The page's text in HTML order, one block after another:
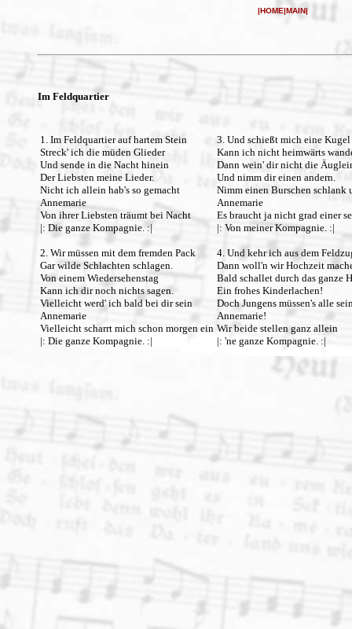
|HOME|MAIN|
Im Feldquartier
1. Im Feldquartier auf hartem Stein
Streck' ich die müden Glieder
Und sende in die Nacht hinein
Der Liebsten meine Lieder.
Nicht ich allein hab's so gemacht
Annemarie
Von ihrer Liebsten träumt bei Nacht
|: Die ganze Kompagnie. :|
2. Wir müssen mit dem fremden Pack
Gar wilde Schlachten schlagen.
Von einem Wiedersehenstag
Kann ich dir noch nichts sagen.
Vielleicht werd' ich bald bei dir sein
Annemarie
Vielleicht scharrt mich schon morgen ein
|: Die ganze Kompagnie. :|
3. Und schießt mich eine
Kann ich nicht heimwärts
Dann wein' dir nicht die
Und nimm dir einen andern.
Nimm einen Burschen schlank
Annemarie
Es braucht ja nicht grad einer
|: Von meiner Kompagnie. :|
4. Und kehr ich aus dem
Dann woll'n wir Hochzeit
Bald schallet durch das ganze
Ein frohes Kinderlachen!
Doch Jungens müssen's alle
Annemarie!
Wir beide stellen ganz allein
|: 'ne ganze Kompagnie. :|